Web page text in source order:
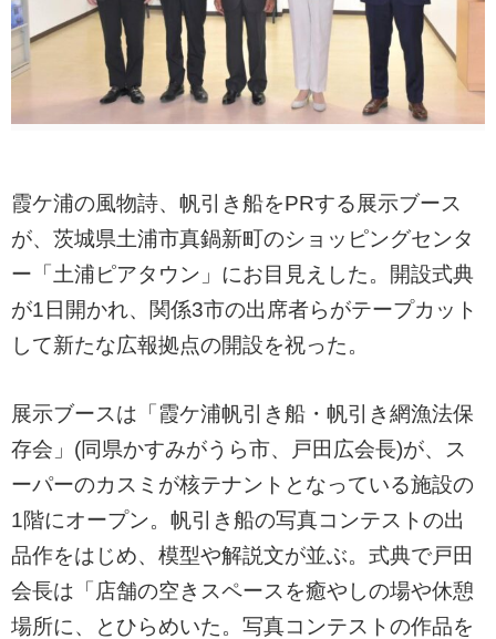
霞ケ浦の風物詩、帆引き船をPRする展示ブース
が、茨城県土浦市真鍋新町のショッピングセンタ
ー「土浦ピアタウン」にお目見えした。開設式典
が1日開かれ、関係3市の出席者らがテープカット
して新たな広報拠点の開設を祝った。
展示ブースは「霞ケ浦帆引き船・帆引き網漁法保
存会」(同県かすみがうら市、戸田広会長)が、ス
ーパーのカスミが核テナントとなっている施設の
1階にオープン。帆引き船の写真コンテストの出
品作をはじめ、模型や解説文が並ぶ。式典で戸田
会長は「店舗の空きスペースを癒やしの場や休憩
場所に、とひらめいた。写真コンテストの作品を